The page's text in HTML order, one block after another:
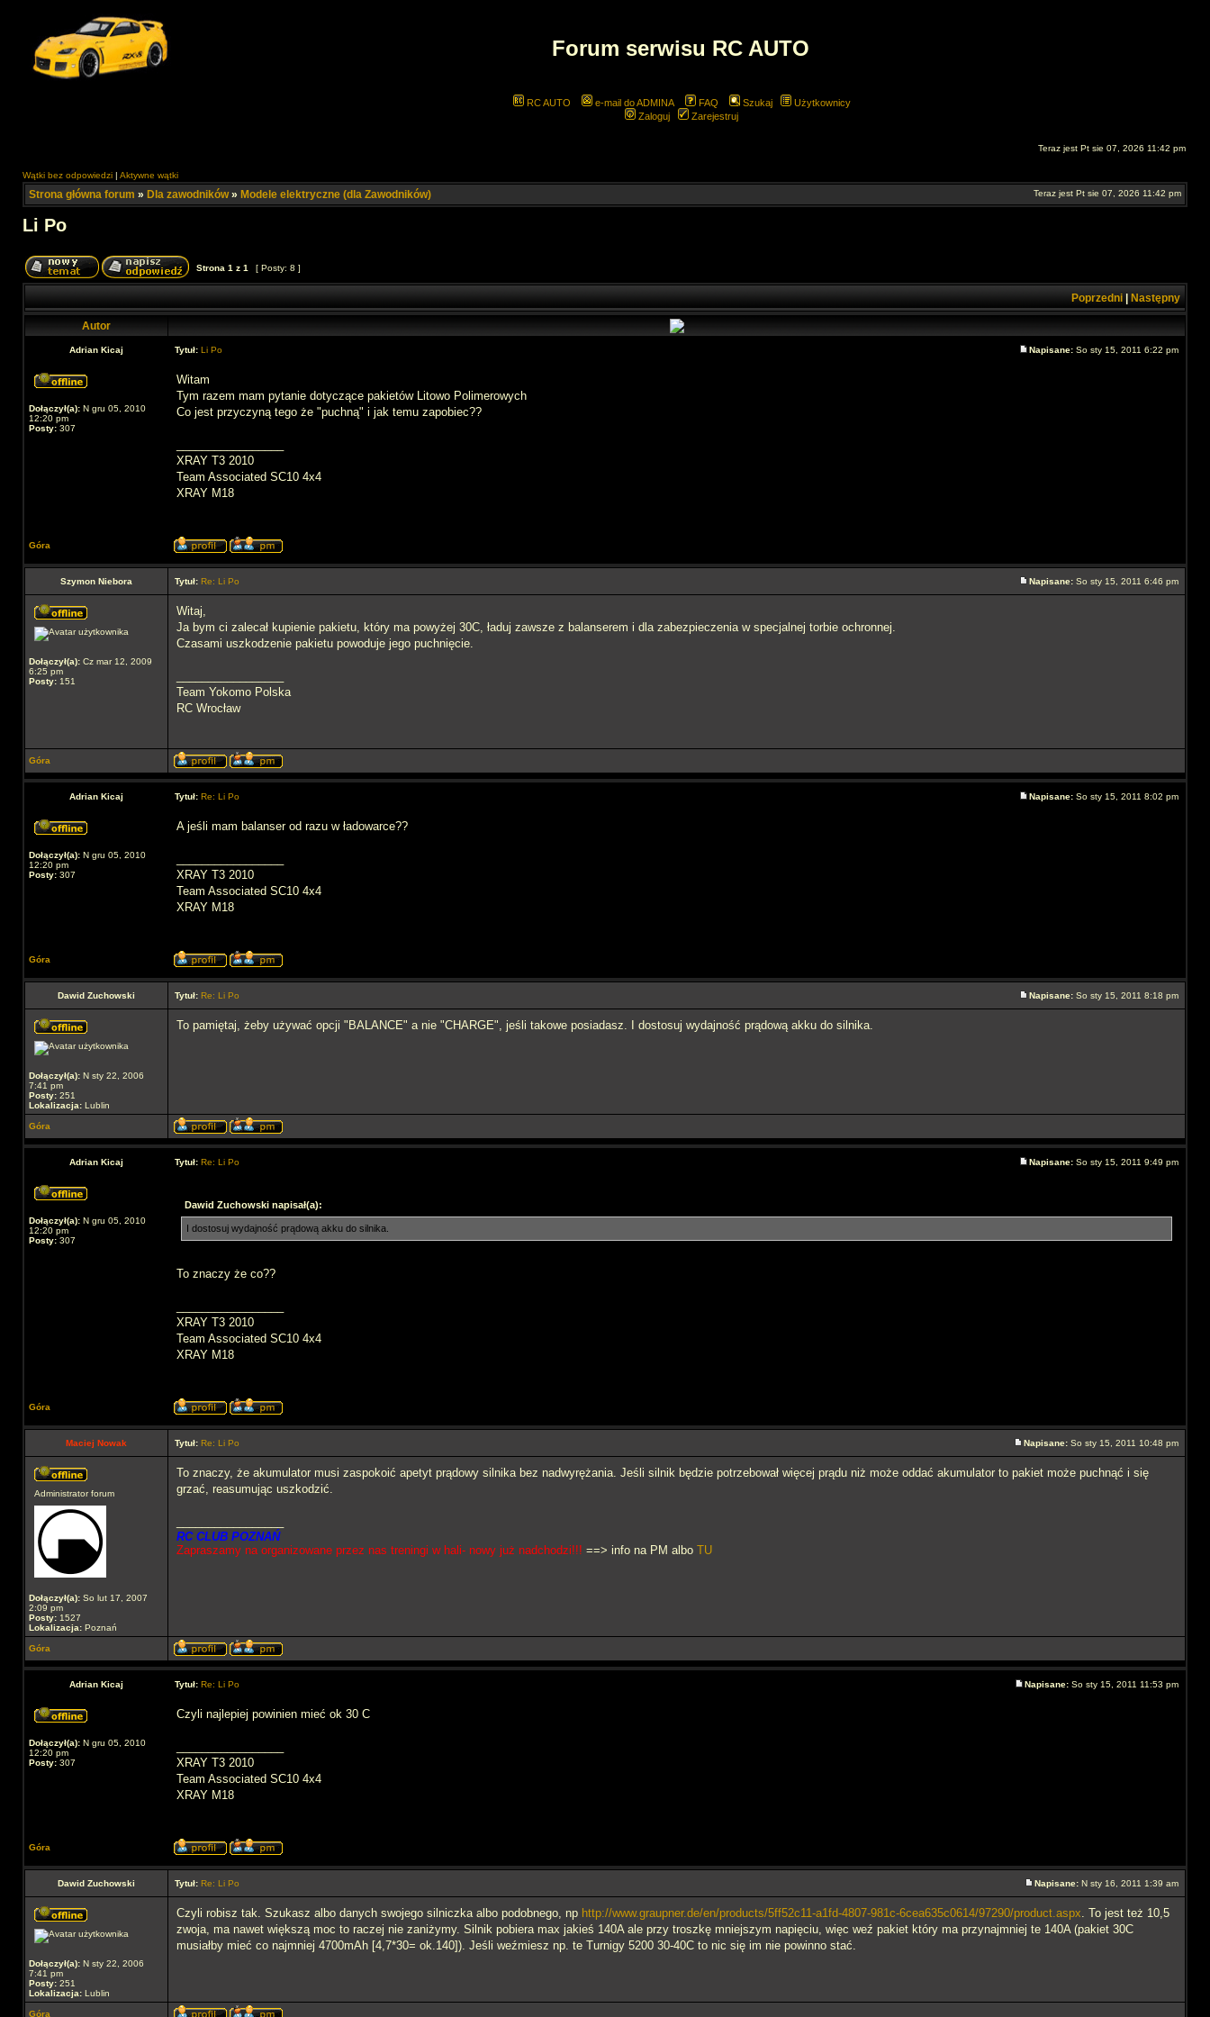
Forum serwisu RC AUTO
RC AUTO e-mail do ADMINA FAQ Szukaj
Użytkownicy
Zaloguj
Zarejestruj
Teraz jest Pt sie 07, 2026 11:42 pm
Wątki bez odpowiedzi | Aktywne wątki
Strona główna forum » Dla zawodników» Modele elektryczne (dla Zawodników) Teraz jest Pt sie 07, 2026 11:42 pm
Li Po
Strona 1 z 1 [ Posty: 8 ]
Poprzedni Następny
Autor
Adrian Kicaj Tytuł: Li Po Napisane: So sty 15, 2011 6:22 pm
Dołączył(a): N gru 05, 2010
12:20 pm
Posty: 307
Witam
Tym razem mam pytanie dotyczące pakietów Litowo Polimerowych
Co jest przyczyną tego że "puchną" i jak temu zapobiec??
XRAY T3 2010
Team Associated SC10 4x4
XRAY M18
Góra
Szymon Niebora Tytuł: Re: Li Po Napisane: So sty 15, 2011 6:46 pm
Dołączył(a): Cz mar 12, 2009
6:25 pm
Posty: 151
Witaj,
Ja bym ci zalecał kupienie pakietu, który ma powyżej 30C, ładuj zawsze z balanserem i dla zabezpieczenia w specjalnej torbie ochronnej.
Czasami uszkodzenie pakietu powoduje jego puchnięcie.
Team Yokomo Polska
RC Wrocław
Góra
Adrian Kicaj Tytuł: Re: Li Po Napisane: So sty 15, 2011 8:02 pm
Dołączył(a): N gru 05, 2010
12:20 pm
Posty: 307
A jeśli mam balanser od razu w ładowarce??
XRAY T3 2010
Team Associated SC10 4x4
XRAY M18
Góra
Dawid Zuchowski Tytuł: Re: Li Po Napisane: So sty 15, 2011 8:18 pm
Dołączył(a): N sty 22, 2006
7:41 pm
Posty: 251
Lokalizacja: Lublin
To pamiętaj, żeby używać opcji "BALANCE" a nie "CHARGE", jeśli takowe posiadasz. I dostosuj wydajność prądową akku do silnika.
Góra
Adrian Kicaj Tytuł: Re: Li Po Napisane: So sty 15, 2011 9:49 pm
Dołączył(a): N gru 05, 2010
12:20 pm
Posty: 307
Dawid Zuchowski napisał(a):
I dostosuj wydajność prądową akku do silnika.
To znaczy że co??
XRAY T3 2010
Team Associated SC10 4x4
XRAY M18
Góra
Maciej Nowak Tytuł: Re: Li Po Napisane: So sty 15, 2011 10:48 pm
Administrator forum
Dołączył(a): So lut 17, 2007
2:09 pm
Posty: 1527
Lokalizacja: Poznań
To znaczy, że akumulator musi zaspokoić apetyt prądowy silnika bez nadwyrężania. Jeśli silnik będzie potrzebował więcej prądu niż może oddać akumulator to pakiet może puchnąć i się
grzać, reasumując uszkodzić.
RC CLUB POZNAŃ
Zapraszamy na organizowane przez nas treningi w hali- nowy już nadchodzi!!! ==> info na PM albo TU
Góra
Adrian Kicaj Tytuł: Re: Li Po Napisane: So sty 15, 2011 11:53 pm
Dołączył(a): N gru 05, 2010
12:20 pm
Posty: 307
Czyli najlepiej powinien mieć ok 30 C
XRAY T3 2010
Team Associated SC10 4x4
XRAY M18
Góra
Dawid Zuchowski Tytuł: Re: Li Po Napisane: N sty 16, 2011 1:39 am
Dołączył(a): N sty 22, 2006
7:41 pm
Posty: 251
Lokalizacja: Lublin
Czyli robisz tak. Szukasz albo danych swojego silniczka albo podobnego, np http://www.graupner.de/en/products/5ff52c11-a1fd-4807-981c-6cea635c0614/97290/product.aspx. To jest też 10,5
zwoja, ma nawet większą moc to raczej nie zaniżymy. Silnik pobiera max jakieś 140A ale przy troszkę mniejszym napięciu, więc weź pakiet który ma przynajmniej te 140A (pakiet 30C
musiałby mieć co najmniej 4700mAh [4,7*30= ok.140]). Jeśli weźmiesz np. te Turnigy 5200 30-40C to nic się im nie powinno stać.
Góra